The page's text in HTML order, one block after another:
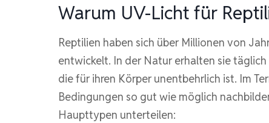
Warum UV-Licht für
Reptilien haben sich über Millionen von
entwickelt. In der Natur erhalten sie
die für ihren Körper unentbehrlich ist. Im
Bedingungen so gut wie möglich
Haupttypen unterteilen: